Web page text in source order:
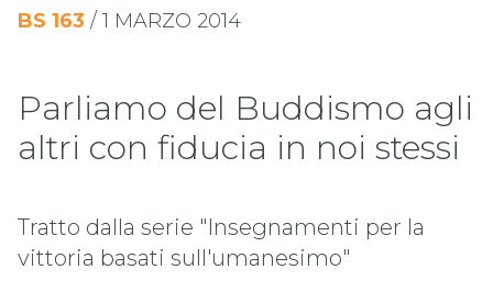
BS 163 / 1 MARZO 2014
Parliamo del Buddismo agli
altri con fiducia in noi stessi
Tratto dalla serie "Insegnamenti per la
vittoria basati sull'umanesimo"